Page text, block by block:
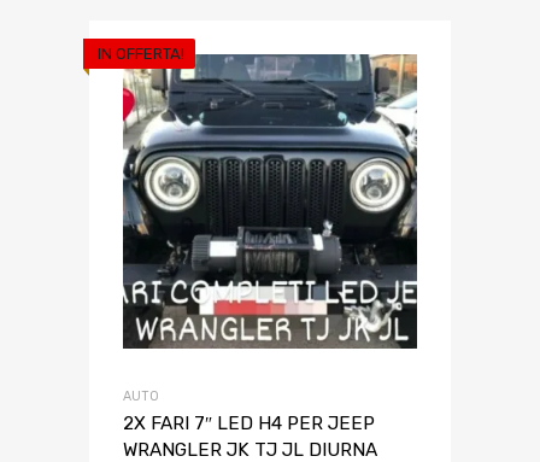
IN OFFERTA!
AUTO
2X FARI 7″ LED H4 PER JEEP
WRANGLER JK TJ JL DIURNA